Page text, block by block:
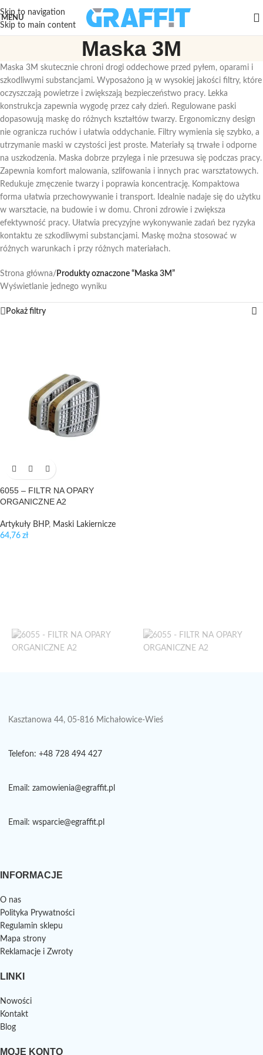
Skip to navigation
Skip to main content
MENU
Maska 3M
Maska 3M skutecznie chroni drogi oddechowe przed pyłem, oparami i
szkodliwymi substancjami. Wyposażono ją w wysokiej jakości filtry, które
oczyszczają powietrze i zwiększają bezpieczeństwo pracy. Lekka
konstrukcja zapewnia wygodę przez cały dzień. Regulowane paski
dopasowują maskę do różnych kształtów twarzy. Ergonomiczny design
nie ogranicza ruchów i ułatwia oddychanie. Filtry wymienia się szybko, a
utrzymanie maski w czystości jest proste. Materiały są trwałe i odporne
na uszkodzenia. Maska dobrze przylega i nie przesuwa się podczas pracy.
Zapewnia komfort malowania, szlifowania i innych prac warsztatowych.
Redukuje zmęczenie twarzy i poprawia koncentrację. Kompaktowa
forma ułatwia przechowywanie i transport. Idealnie nadaje się do użytku
w warsztacie, na budowie i w domu. Chroni zdrowie i zwiększa
efektywność pracy. Ułatwia precyzyjne wykonywanie zadań bez ryzyka
kontaktu ze szkodliwymi substancjami. Maskę można stosować w
różnych warunkach i przy różnych materiałach.
Strona główna/ Produkty oznaczone “Maska 3M”
Wyświetlanie jednego wyniku
Pokaż filtry
6055 – FILTR NA OPARY
ORGANICZNE A2
Artykuły BHP, Maski Lakiernicze
64,76 zł
Kasztanowa 44, 05-816 Michałowice-Wieś
Telefon: +48 728 494 427
Email: zamowienia@egraffit.pl
Email: wsparcie@egraffit.pl
INFORMACJE
O nas
Polityka Prywatności
Regulamin sklepu
Mapa strony
Reklamacje i Zwroty
LINKI
Nowości
Kontakt
Blog
MOJE KONTO